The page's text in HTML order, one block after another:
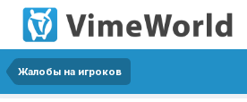
Жалобы на игроков